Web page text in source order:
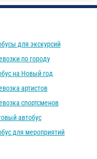
для экскурсий
по городу
на Новый год
артистов
спортсменов
автобус
для мероприятий